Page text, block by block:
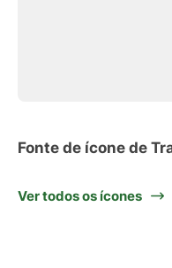
Fonte de ícone de
Ver todos os ícones